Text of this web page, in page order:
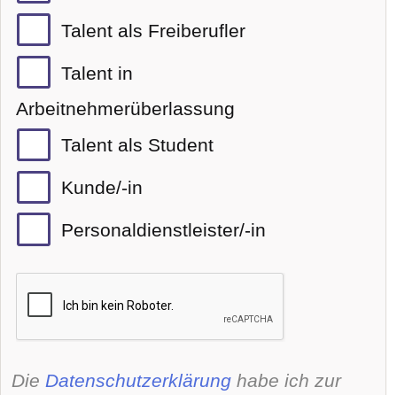
Talent als Freiberufler
Talent in
Arbeitnehmerüberlassung
Talent als Student
Kunde/-in
Personaldienstleister/-in
Die Datenschutzerklärung habe ich zur